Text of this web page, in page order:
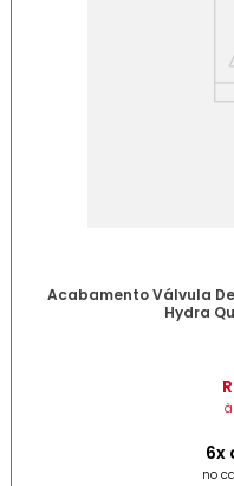
Acabamento Válvula De
Hydra
6x
no